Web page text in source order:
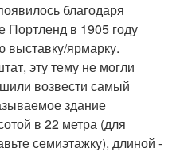
благодаря
Портленд в 1905 году
ярмарку.
эту тему не могли
возвести самый
здание
в 22 метра (для
семиэтажку), длиной -